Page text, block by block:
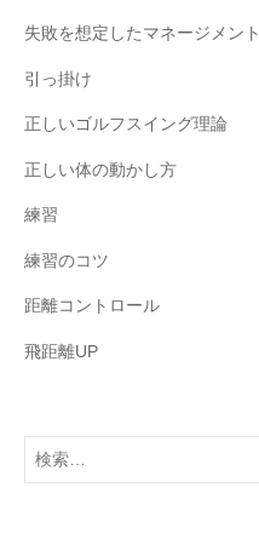
失敗を想定したマネージメント
引っ掛け
正しいゴルフスイング理論
正しい体の動かし方
練習
練習のコツ
距離コントロール
飛距離UP
検